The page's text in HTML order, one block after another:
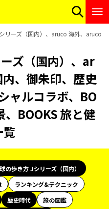
リーズ（国内）、aruco 海外、aruco
ズ（国内）、ar
、御朱印、歴史
ャルコラボ、BO
、BOOKS 旅と健
覧
の歩き方 Jシリーズ（国内）
ランキング&テクニック
歴史時代
旅の図鑑